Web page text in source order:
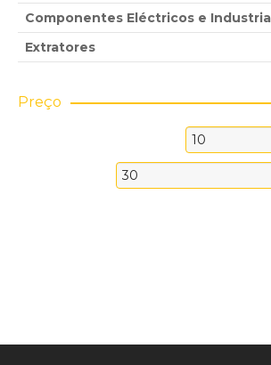
Componentes Eléctricos e
Extratores
Preço